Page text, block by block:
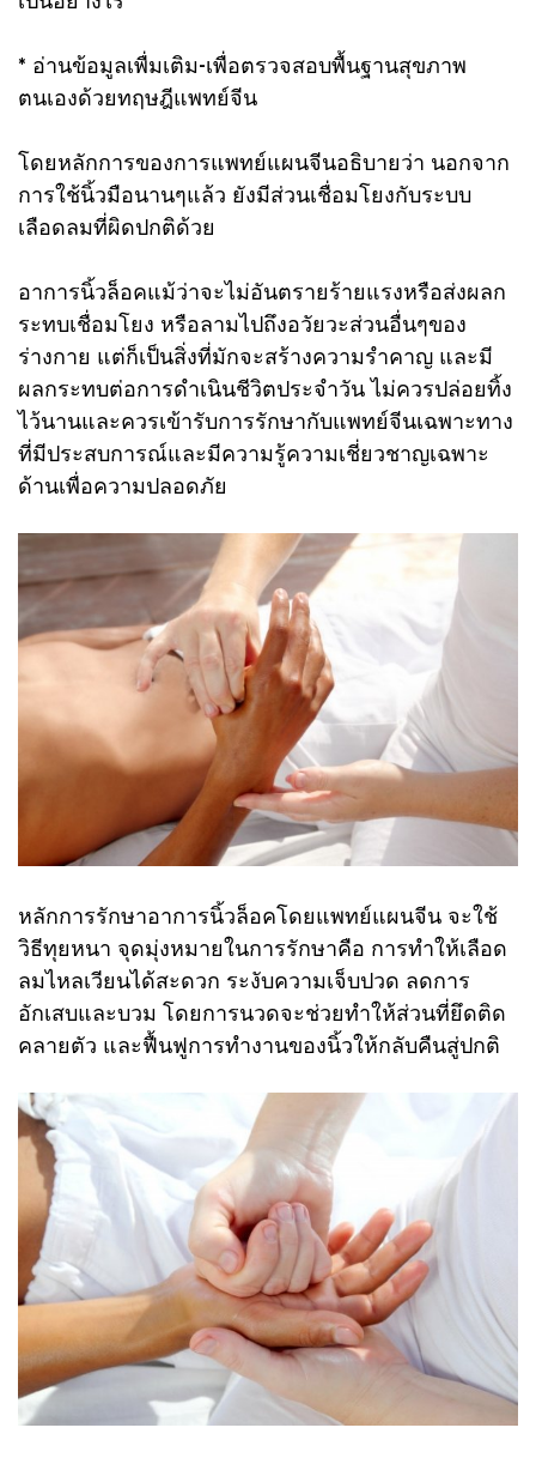
* อ่านข้อมูลเพื่มเติม-เพื่อตรวจสอบพื้นฐานสุขภาพ
ตนเองด้วยทฤษฎีแพทย์จีน
โดยหลักการของการแพทย์แผนจีนอธิบายว่า นอกจาก
การใช้นิ้วมือนานๆแล้ว ยังมีส่วนเชื่อมโยงกับระบบ
เลือดลมที่ผิดปกติด้วย
อาการนิ้วล็อคแม้ว่าจะไม่อันตรายร้ายแรงหรือส่งผลก
ระทบเชื่อมโยง หรือลามไปถึงอวัยวะส่วนอื่นๆของ
ร่างกาย แต่ก็เป็นสิ่งที่มักจะสร้างความรำคาญ และมี
ผลกระทบต่อการดำเนินชีวิตประจำวัน ไม่ควรปล่อยทิ้ง
ไว้นานและควรเข้ารับการรักษากับแพทย์จีนเฉพาะทาง
ที่มีประสบการณ์และมีความรู้ความเชี่ยวชาญเฉพาะ
ด้านเพื่อความปลอดภัย
หลักการรักษาอาการนิ้วล็อคโดยแพทย์แผนจีน จะใช้
วิธีทุยหนา จุดมุ่งหมายในการรักษาคือ การทำให้เลือด
ลมไหลเวียนได้สะดวก ระงับความเจ็บปวด ลดการ
อักเสบและบวม โดยการนวดจะช่วยทำให้ส่วนที่ยึดติด
คลายตัว และฟื้นฟูการทำงานของนิ้วให้กลับคืนสู่ปกติ